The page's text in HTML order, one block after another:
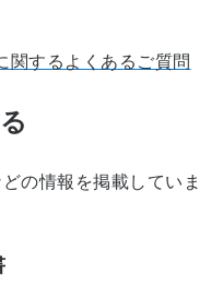
関するよくあるご質問
の情報を掲載していま